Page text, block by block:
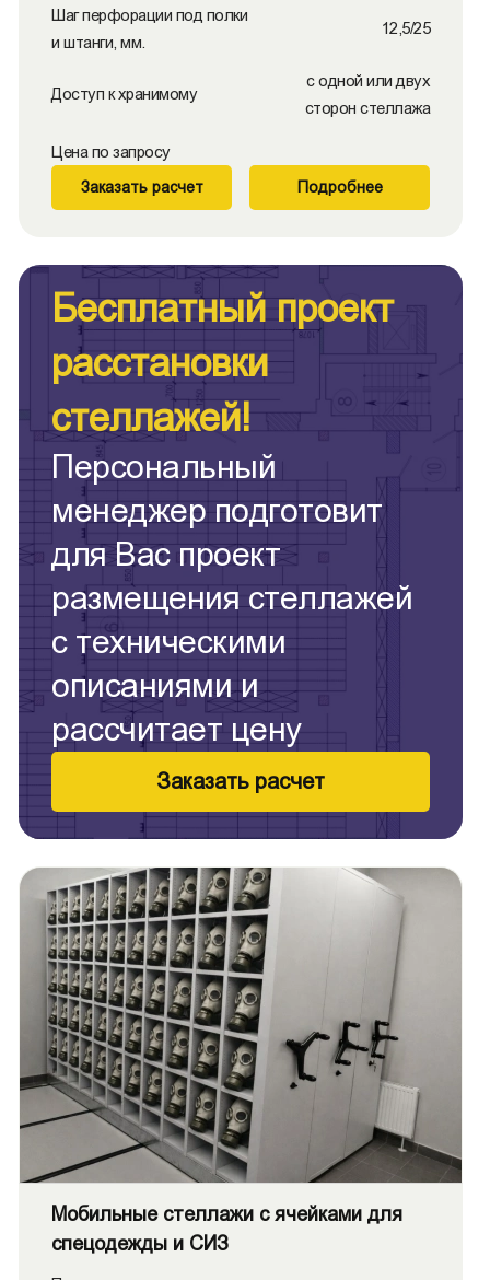
Шаг перфорации под полки
и штанги, мм.
12,5/25
Доступ к хранимому
с одной или двух
сторон стеллажа
Цена по запросу
Заказать расчет Подробнее
Бесплатный проект
расстановки
стеллажей!
Персональный
менеджер подготовит
для Вас проект
размещения стеллажей
с техническими
описаниями и
рассчитает цену
Заказать расчет
Мобильные стеллажи с ячейками для
спецодежды и СИЗ